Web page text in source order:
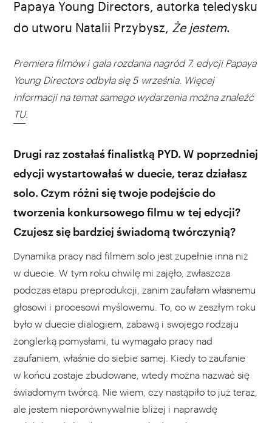
Papaya Young Directors, autorka teledysku
do utworu Natalii Przybysz, Że jestem.
Premiera filmów i gala rozdania nagród 7. edycji Papaya
Young Directors odbyła się 5 września. Więcej
informacji na temat samego wydarzenia można znaleźć
TU.
Drugi raz zostałaś finalistką PYD. W poprzedniej
edycji wystartowałaś w duecie, teraz działasz
solo. Czym różni się twoje podejście do
tworzenia konkursowego filmu w tej edycji?
Czujesz się bardziej świadomą twórczynią?
Dynamika pracy nad filmem solo jest zupełnie inna niż
w duecie. W tym roku chwilę mi zajęło, zwłaszcza
podczas etapu preprodukcji, zanim zaufałam własnemu
głosowi i procesowi myślowemu. To, co w zeszłym roku
było w duecie dialogiem, zabawą i swojego rodzaju
żonglerką pomysłami, tu wymagało pracy nad
zaufaniem, właśnie do siebie samej. Kiedy to zaufanie
w końcu zostaje zbudowane, wtedy można nazwać się
świadomym twórcą. Nie wiem, czy nastąpiło to już teraz,
ale jestem nieporównywalnie bliżej i naprawdę